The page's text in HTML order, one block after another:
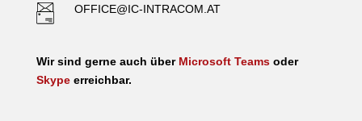
OFFICE@IC-INTRACOM.AT
Wir sind gerne auch über Microsoft Teamsoder
Skypeerreichbar.